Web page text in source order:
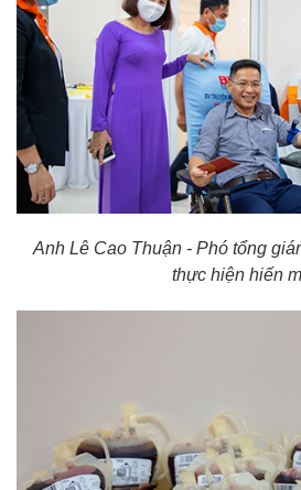
Anh Lê Cao Thuận - Phó tổng
thực hiện hiến